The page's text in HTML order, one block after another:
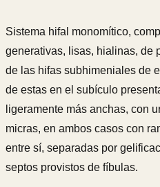
Sistema hifal monomítico,
generativas, lisas, hialinas, de
de las hifas subhimeniales de
de estas en el subículo
ligeramente más anchas, con
micras, en ambos casos con
entre sí, separadas por
septos provistos de fíbulas.